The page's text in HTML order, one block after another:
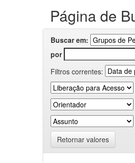
Página de
Buscar em:
por
Filtros correntes:
Retornar valores